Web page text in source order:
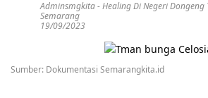
Adminsmgkita-Healing Di Negeri Dongeng
Semarang
19/09/2023
Sumber: Dokumentasi Semarangkita.id